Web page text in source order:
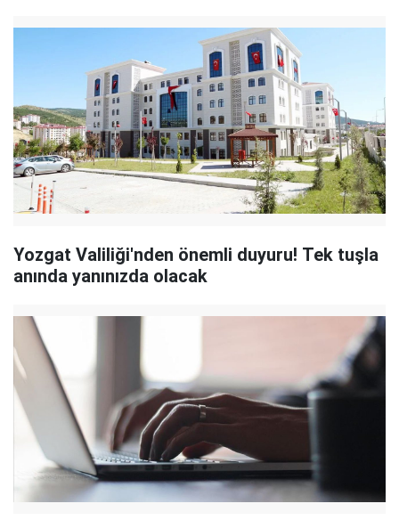
Yozgat Valiliği'nden önemli duyuru! Tek tuşla
anında yanınızda olacak